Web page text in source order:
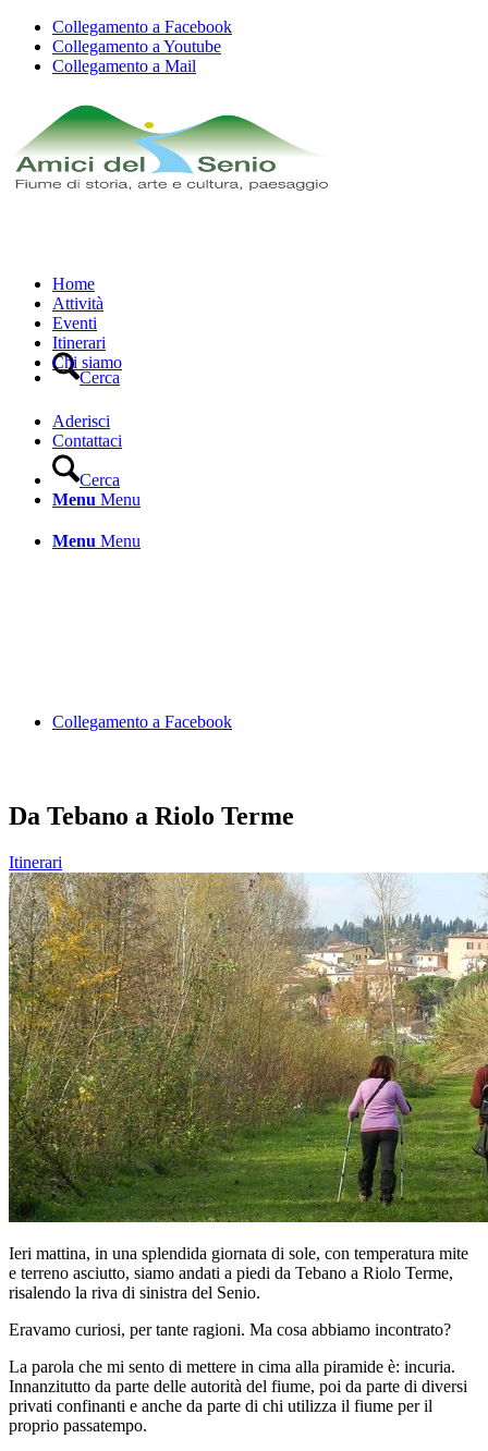
Collegamento a Facebook
Collegamento a Youtube
Collegamento a Mail
Cerca
Menu Menu
Collegamento a Facebook
Collegamento a Youtube
Collegamento a Mail
Home
Attività
Eventi
Itinerari
Chi siamo
Aderisci
Contattaci
Cerca
Menu Menu
Da Tebano a Riolo Terme
Itinerari
Ieri mattina, in una splendida giornata di sole, con temperatura mite
e terreno asciutto, siamo andati a piedi da Tebano a Riolo Terme,
risalendo la riva di sinistra del Senio.
Eravamo curiosi, per tante ragioni. Ma cosa abbiamo incontrato?
La parola che mi sento di mettere in cima alla piramide è: incuria.
Innanzitutto da parte delle autorità del fiume, poi da parte di diversi
privati confinanti e anche da parte di chi utilizza il fiume per il
proprio passatempo.